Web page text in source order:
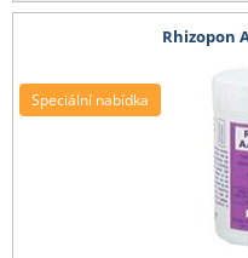
Rhizopon
Speciální nabídka